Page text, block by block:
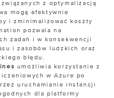
z optymalizacją
mogą efektywnie
i zminimalizować koszty
pozwala na
zadań i w konsekwencji
i zasobów ludzkich oraz
błędu.
umożliwia korzystanie z
w Azure po
uruchamianie instancji
dla platformy